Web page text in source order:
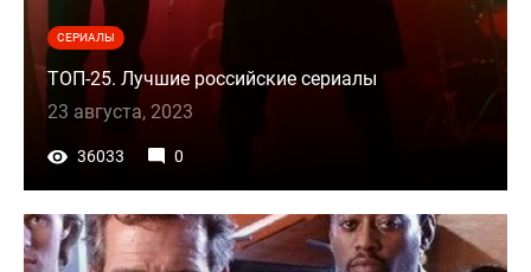
СЕРИАЛЫ
ТОП-25. Лучшие российские сериалы
23 августа, 2023
36033 0